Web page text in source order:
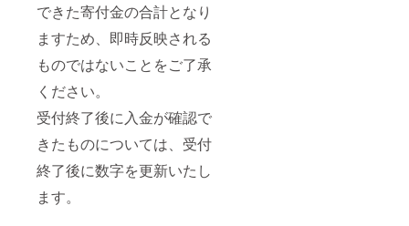
できた寄付金の合計となり
ますため、即時反映される
ものではないことをご了承
ください。
受付終了後に入金が確認で
きたものについては、受付
終了後に数字を更新いたし
ます。